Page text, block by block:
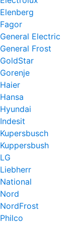
Elenberg
Fagor
General Electric
General Frost
GoldStar
Gorenje
Haier
Hansa
Hyundai
Indesit
Kupersbusch
Kuppersbush
LG
Liebherr
National
Nord
NordFrost
Philco